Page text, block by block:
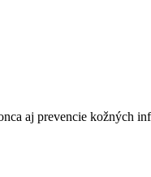
aj prevencie kožných